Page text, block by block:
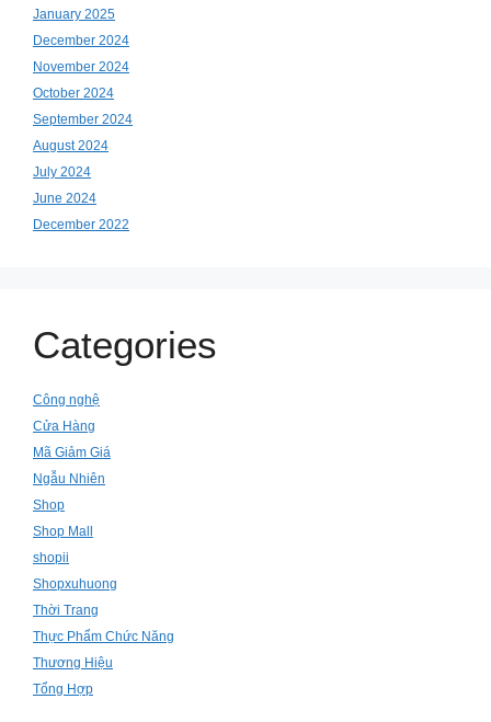
January 2025
December 2024
November 2024
October 2024
September 2024
August 2024
July 2024
June 2024
December 2022
Categories
Công nghệ
Cửa Hàng
Mã Giảm Giá
Ngẫu Nhiên
Shop
Shop Mall
shopii
Shopxuhuong
Thời Trang
Thực Phẩm Chức Năng
Thương Hiệu
Tổng Hợp